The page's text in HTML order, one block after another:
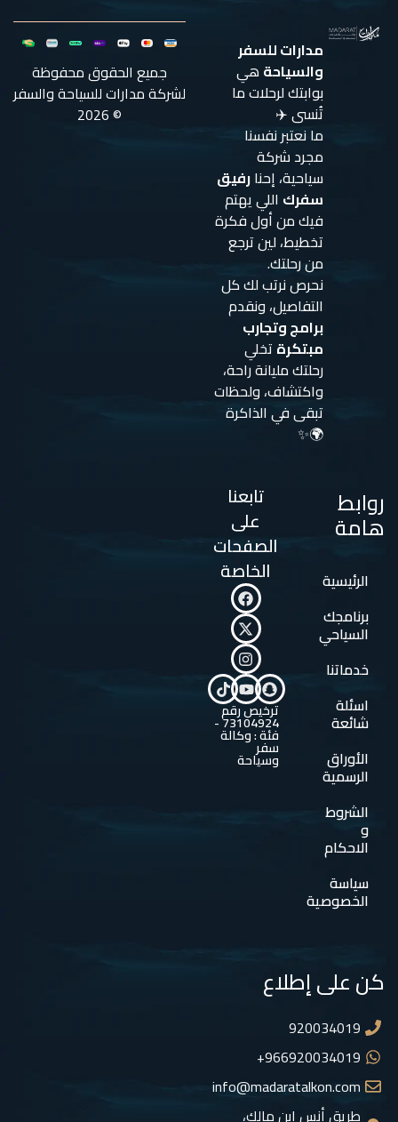
مدارات للسفر
والسياحة هي
بوابتك لرحلات ما
تُنسى ✈️
ما نعتبر نفسنا
مجرد شركة
سياحية، إحنارفيق
سفرك اللي يهتم
فيك من أول فكرة
تخطيط، لين ترجع
من رحلتك.
نحرص نرتب لك كل
التفاصيل، ونقدم
برامج وتجارب
مبتكرة تخلي
رحلتك مليانة راحة،
واكتشاف، ولحظات
تبقى في الذاكرة
🌍✨
روابط
هامة
الرئيسية
برنامجك
السياحي
خدماتنا
اسئلة
شائعة
الأوراق
الرسمية
الشروط
و
الاحكام
سياسة
الخصوصية
تابعنا
على
الصفحات
الخاصة
ترخيص رقم
73104924 -
فئة : وكالة
سفر
وسياحة
كن على إطلاع
920034019
966920034019+
info@madaratalkon.com
طريق أنس ابن مالك،
جميع الحقوق محفوظة
لشركة مدارات للسياحة والسفر
© 2026